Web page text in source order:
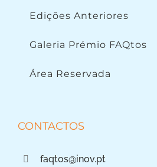
Edições Anteriores
Galeria Prémio FAQtos
Área Reservada
CONTACTOS
faqtos@inov.pt